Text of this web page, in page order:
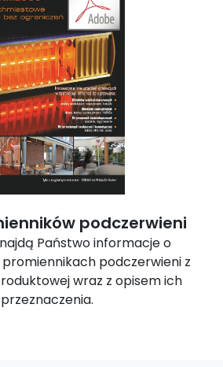
podczerwieni
Państwo informacje o
podczerwieni z
wraz z opisem ich
przeznaczenia.